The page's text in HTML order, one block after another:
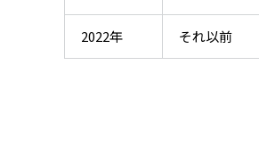
2022年 それ以前